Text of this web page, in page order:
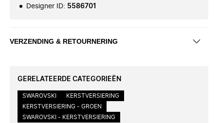
Designer ID: 5586701
VERZENDING & RETOURNERING
GERELATEERDE CATEGORIEËN
SWAROVSKI
KERSTVERSIERING
KERSTVERSIERING - GROEN
SWAROVSKI - KERSTVERSIERING